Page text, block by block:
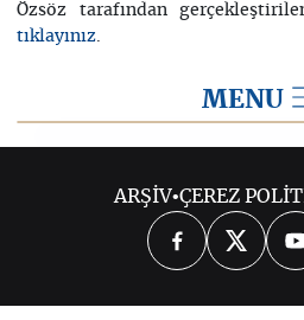
Özsöz tarafından
tıklayınız.
MENU
2026 2025
2023 2022
ARŞİV•ÇEREZ